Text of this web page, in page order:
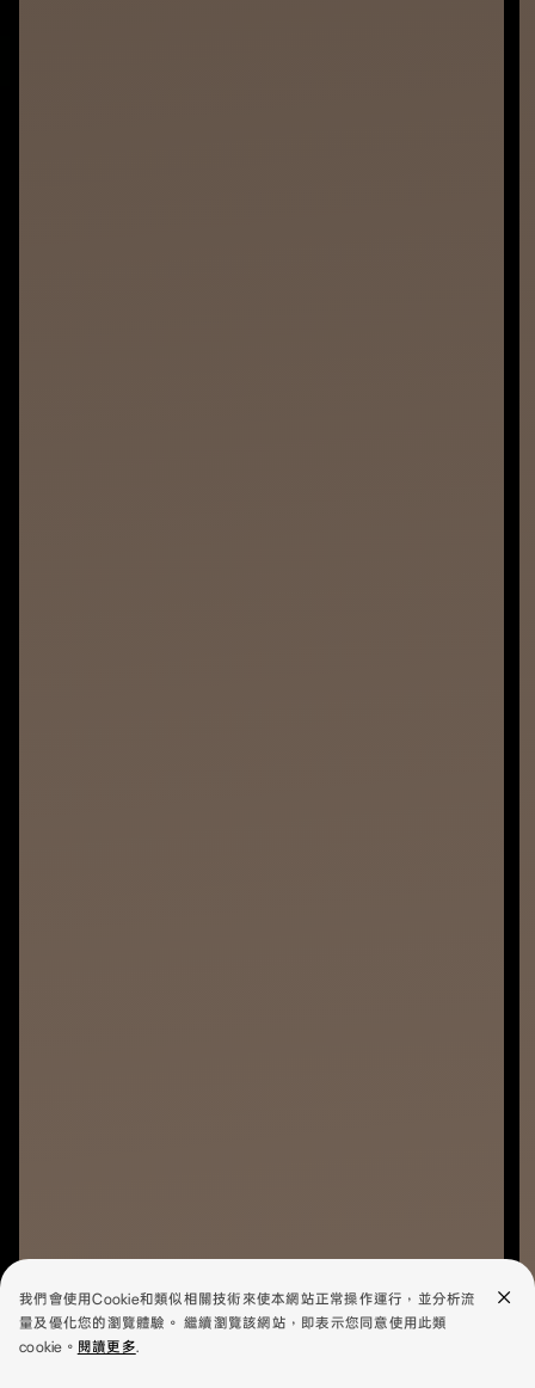
我們會使用Cookie和類似相關技術來使本網站正常操作運行，並分析流
量及優化您的瀏覽體驗。 繼續瀏覽該網站，即表示您同意使用此類
cookie。 閱讀更多.